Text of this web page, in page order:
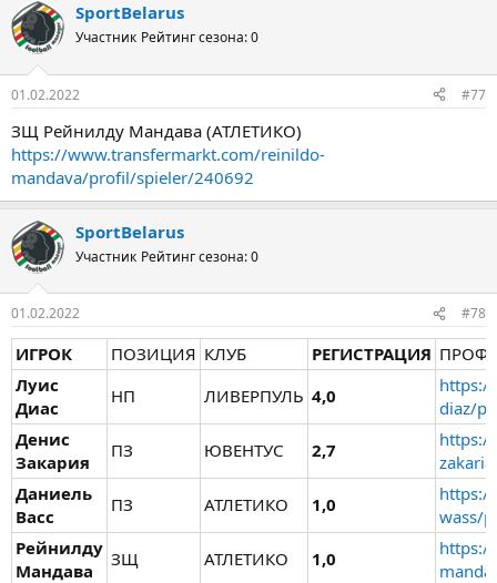
SportBelarus
Участник Рейтинг сезона: 0
01.02.2022 #77
ЗЩ Рейнилду Мандава (АТЛЕТИКО)
https://www.transfermarkt.com/reinildo-
mandava/profil/spieler/240692
SportBelarus
Участник Рейтинг сезона: 0
01.02.2022 #78
ИГРОК ПОЗИЦИЯ КЛУБ РЕГИСТРАЦИЯ
Луис
Диас
НП ЛИВЕРПУЛЬ 4,0
diaz/
Денис
Закария
ПЗ ЮВЕНТУС 2,7
Даниель
Васс
ПЗ АТЛЕТИКО 1,0
wass/
Рейнилду
Мандава
ЗЩ АТЛЕТИКО 1,0